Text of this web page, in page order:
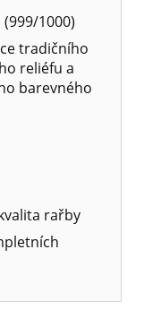
(999/1000)
tradičního
reliéfu a
barevného
rařby